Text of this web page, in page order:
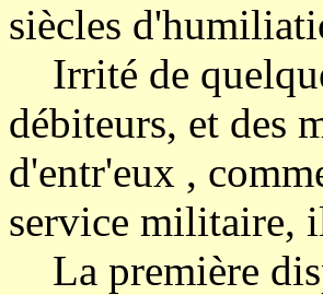
siècles
Irrité de
débiteurs, et des
d'entr'eux ,
service militaire,
La première